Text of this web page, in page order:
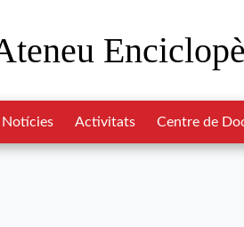
Notícies Activitats Centre de